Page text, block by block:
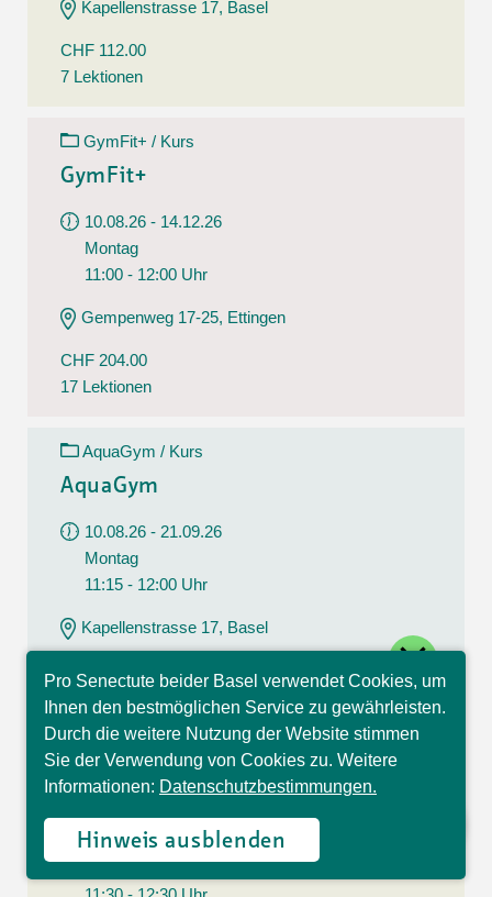
Kapellenstrasse 17, Basel
CHF 112.00
7 Lektionen
GymFit+ / Kurs
GymFit+
10.08.26 - 14.12.26
Montag
11:00 - 12:00 Uhr
Gempenweg 17-25, Ettingen
CHF 204.00
17 Lektionen
AquaGym / Kurs
AquaGym
10.08.26 - 21.09.26
Montag
11:15 - 12:00 Uhr
Kapellenstrasse 17, Basel
CHF 112.00
7 Lektionen
Yoga / Kurs
Yoga
10.08.26 - 21.09.26
Montag
Pro Senectute beider Basel verwendet Cookies, um
Ihnen den bestmöglichen Service zu gewährleisten.
Durch die weitere Nutzung der Website stimmen
Sie der Verwendung von Cookies zu. Weitere
Informationen: Datenschutzbestimmungen.
Hinweis ausblenden
Hallo, ich bin Sophia und
beantworte gerne Ihre
Fragen.
close